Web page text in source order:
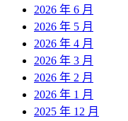
2026 年 6 月
2026 年 5 月
2026 年 4 月
2026 年 3 月
2026 年 2 月
2026 年 1 月
2025 年 12 月